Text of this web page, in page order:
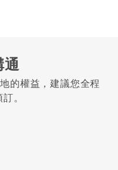
通
的權益，建議您全程
。